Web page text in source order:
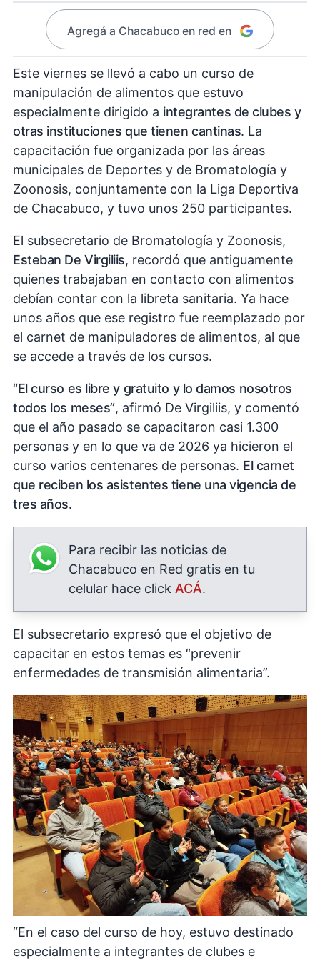
Agregá a Chacabuco en red en
Este viernes se llevó a cabo un curso de
manipulación de alimentos que estuvo
especialmente dirigido a integrantes de clubes y
otras instituciones que tienen cantinas. La
capacitación fue organizada por las áreas
municipales de Deportes y de Bromatología y
Zoonosis, conjuntamente con la Liga Deportiva
de Chacabuco, y tuvo unos 250 participantes.
El subsecretario de Bromatología y Zoonosis,
Esteban De Virgiliis, recordó que antiguamente
quienes trabajaban en contacto con alimentos
debían contar con la libreta sanitaria. Ya hace
unos años que ese registro fue reemplazado por
el carnet de manipuladores de alimentos, al que
se accede a través de los cursos.
“El curso es libre y gratuito y lo damos nosotros
todos los meses”, afirmó De Virgiliis, y comentó
que el año pasado se capacitaron casi 1.300
personas y en lo que va de 2026 ya hicieron el
curso varios centenares de personas. El carnet
que reciben los asistentes tiene una vigencia de
tres años.
Para recibir las noticias de
Chacabuco en Red gratis en tu
celular hace click ACÁ.
El subsecretario expresó que el objetivo de
capacitar en estos temas es “prevenir
enfermedades de transmisión alimentaria”.
“En el caso del curso de hoy, estuvo destinado
especialmente a integrantes de clubes e